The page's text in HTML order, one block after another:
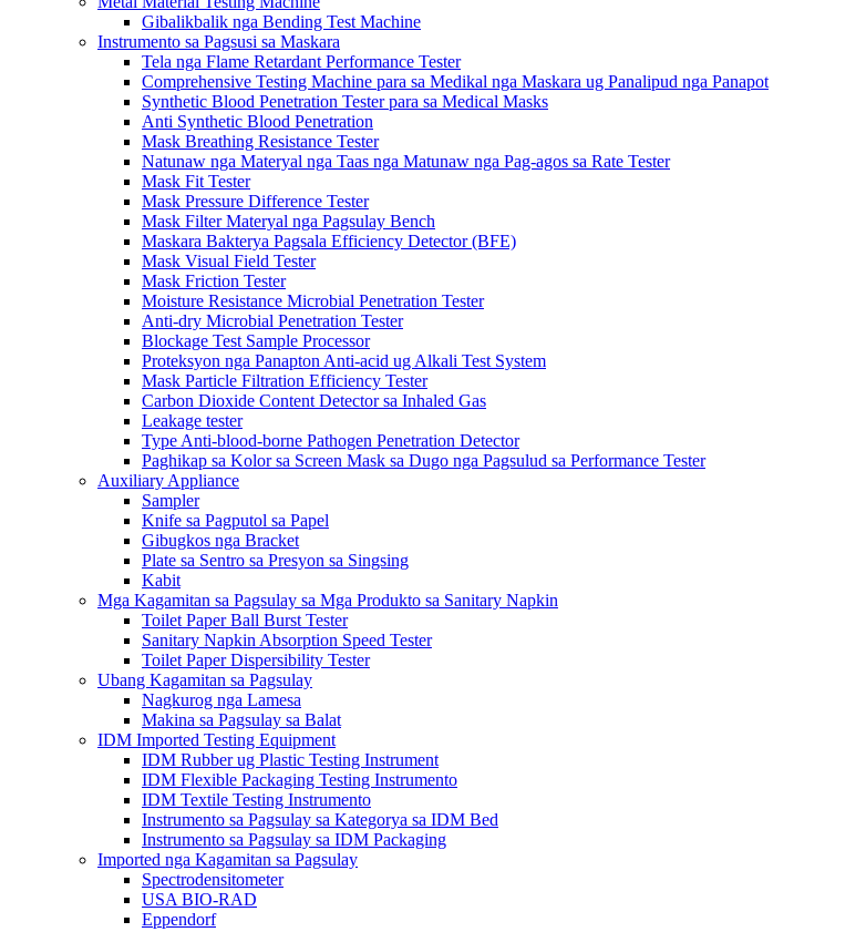
Gibalikbalik nga Bending Test Machine
Instrumento sa Pagsusi sa Maskara
Tela nga Flame Retardant Performance Tester
Comprehensive Testing Machine para sa Medikal nga Maskara ug Panalipud nga Panapot
Synthetic Blood Penetration Tester para sa Medical Masks
Anti Synthetic Blood Penetration
Mask Breathing Resistance Tester
Natunaw nga Materyal nga Taas nga Matunaw nga Pag-agos sa Rate Tester
Mask Fit Tester
Mask Pressure Difference Tester
Mask Filter Materyal nga Pagsulay Bench
Maskara Bakterya Pagsala Efficiency Detector (BFE)
Mask Visual Field Tester
Mask Friction Tester
Moisture Resistance Microbial Penetration Tester
Anti-dry Microbial Penetration Tester
Blockage Test Sample Processor
Proteksyon nga Panapton Anti-acid ug Alkali Test System
Mask Particle Filtration Efficiency Tester
Carbon Dioxide Content Detector sa Inhaled Gas
Leakage tester
Type Anti-blood-borne Pathogen Penetration Detector
Paghikap sa Kolor sa Screen Mask sa Dugo nga Pagsulud sa Performance Tester
Auxiliary Appliance
Sampler
Knife sa Pagputol sa Papel
Gibugkos nga Bracket
Plate sa Sentro sa Presyon sa Singsing
Kabit
Mga Kagamitan sa Pagsulay sa Mga Produkto sa Sanitary Napkin
Toilet Paper Ball Burst Tester
Sanitary Napkin Absorption Speed ​​Tester
Toilet Paper Dispersibility Tester
Ubang Kagamitan sa Pagsulay
Nagkurog nga Lamesa
Makina sa Pagsulay sa Balat
IDM Imported Testing Equipment
IDM Rubber ug Plastic Testing Instrument
IDM Flexible Packaging Testing Instrumento
IDM Textile Testing Instrumento
Instrumento sa Pagsulay sa Kategorya sa IDM Bed
Instrumento sa Pagsulay sa IDM Packaging
Imported nga Kagamitan sa Pagsulay
Spectrodensitometer
USA BIO-RAD
Eppendorf